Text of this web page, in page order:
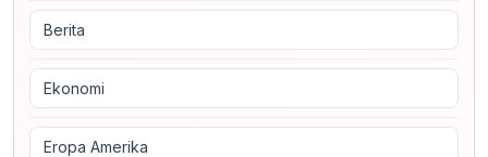
Berita
Ekonomi
Eropa Amerika